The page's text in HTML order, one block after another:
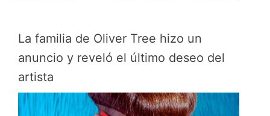
La familia de Oliver Tree hizo un
anuncio y reveló el último deseo del
artista